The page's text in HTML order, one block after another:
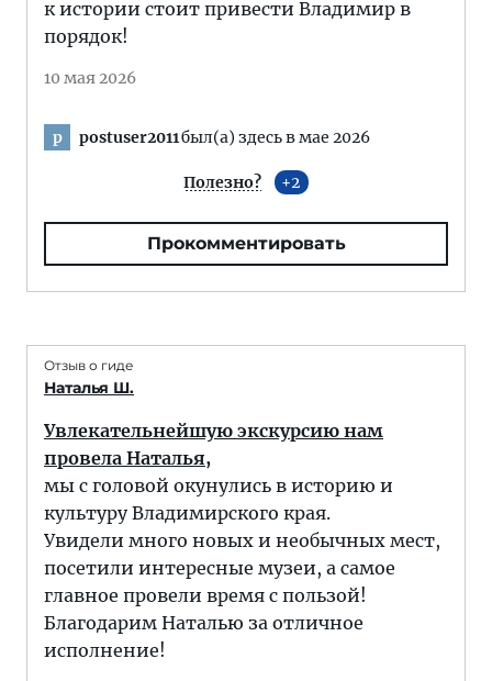
к истории стоит привести Владимир в
порядок!
10 мая 2026
p postuser2011был(а) здесь в мае 2026
Полезно? 2
Прокомментировать
Отзыв о гиде
Наталья Ш.
Увлекательнейшую экскурсию нам
провела Наталья,
мы с головой окунулись в историю и
культуру Владимирского края.
Увидели много новых и необычных мест,
посетили интересные музеи, а самое
главное провели время с пользой!
Благодарим Наталью за отличное
исполнение!